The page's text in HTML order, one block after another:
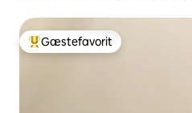
Bedste gæstefavorit
Gæstefavorit